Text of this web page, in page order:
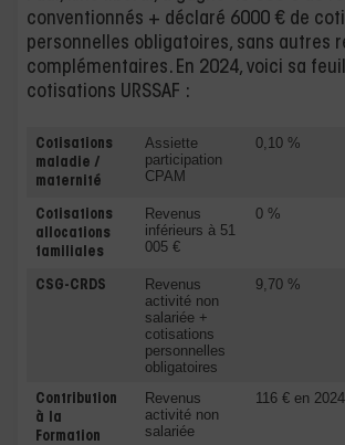
conventionnés + déclaré 6000 € de
personnelles obligatoires, sans autres
complémentaires. En 2024, voici sa
cotisations URSSAF :
Cotisations
maladie /
maternité
Assiette
participation
CPAM
0,10 %
Cotisations
allocations
familiales
Revenus
inférieurs à 51
005 €
0 %
CSG-CRDS
Revenus
activité non
salariée +
cotisations
personnelles
obligatoires
9,70 %
Contribution
à la
Formation
Revenus
activité non
salariée
116 € en 2024